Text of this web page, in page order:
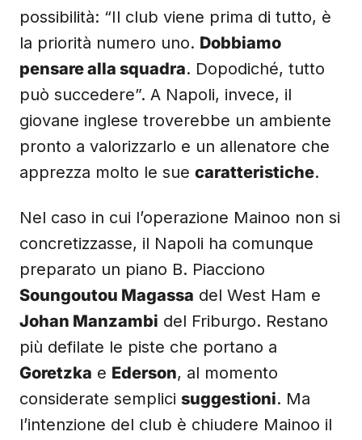
possibilità: “Il club viene prima di tutto, è
la priorità numero uno. Dobbiamo
pensare alla squadra. Dopodiché, tutto
può succedere”. A Napoli, invece, il
giovane inglese troverebbe un ambiente
pronto a valorizzarlo e un allenatore che
apprezza molto le sue caratteristiche.
Nel caso in cui l’operazione Mainoo non si
concretizzasse, il Napoli ha comunque
preparato un piano B. Piacciono
Soungoutou Magassa del West Ham e
Johan Manzambi del Friburgo. Restano
più defilate le piste che portano a
Goretzka e Ederson, al momento
considerate semplici suggestioni. Ma
l’intenzione del club è chiudere Mainoo il